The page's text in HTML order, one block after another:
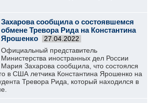
Захарова сообщила о состоявшемся
обмене Тревора Рида на Константина
Ярошенко
27.04.2022
Официальный представитель
Министерства иностранных дел России
Мария Захарова сообщила, что состоялся
в США летчика Константина Ярошенко на
Тревора Рида, который находился в